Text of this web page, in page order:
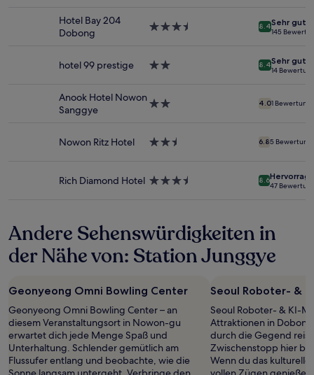
1 Übernachtung
gefunden
Verfügbarkeiten
Hotel Bay 204
Dobong
3.5-
8.4Sehr gut
145
hotel 99 prestige
2.0-
8.4Sehr gut
14
Anook Hotel Nowon
Sanggye
2.0-
4.01 Bewertung
Nowon Ritz Hotel
2.5-
6.85
Rich Diamond Hotel 3.5-
8.6
47
Andere Sehenswürdigkeiten in
der Nähe von: Station Junggye
Geonyeong Omni Bowling Center
Geonyeong Omni Bowling Center – an
diesem Veranstaltungsort in Nowon-gu
erwartet dich jede Menge Spaß und
Unterhaltung. Schlender gemütlich am
Flussufer entlang und beobachte, wie die
Seoul Roboter- &
Seoul Roboter- & KI-
Attraktionen in
durch die Gegend
Zwischenstopp hier
Wenn du das